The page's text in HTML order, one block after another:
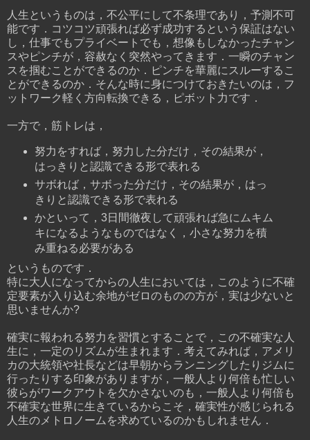
人生というものは，不公平にして不条理であり，予測不可
能です．コツコツ頑張れば必ず成功するという保証はない
し，仕事でもプライベートでも，想像もしなかったチャン
スやピンチが，容赦なく突然やってきます．一瞬のチャン
スを掴むことができるのか．ピンチを華麗にスルーするこ
とができるのか．そんな時に身につけておきたいのは，フ
ットワーク軽く方向転換できる，ピボット力です．
一方で，筋トレは，
努力をすれば，努力した分だけ，その結果が，
はっきりと認識できる形で表れる
サボれば，サボった分だけ，その結果が，はっ
きりと認識できる形で表れる
かといって，3日間徹夜して頑張れば急にムキム
キになるようなものではなく，小さな努力を積
み重ねる必要がある
というものです．
特に大人になってからの人生においては，このように不確
定要素が入り込む余地がゼロのものの方が，実は少ないと
思いませんか?
確実に報われる努力を習慣とすることで，この不確実な人
生に，一定のリズムが生まれます．考えてみれば，アメリ
カの大統領や社長などは早朝からランニングしたりジムに
行ったりする印象がありますが，一般人より何倍も忙しい
彼らがワークアウトを欠かさないのも，一般人より何倍も
不確実な世界に生きているからこそ，確実性が感じられる
人生のメトロノームを求めているのかもしれません．